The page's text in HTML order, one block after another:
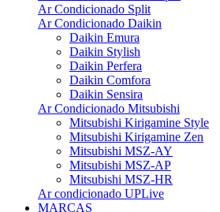
Ar Condicionado Split
Ar Condicionado Daikin
Daikin Emura
Daikin Stylish
Daikin Perfera
Daikin Comfora
Daikin Sensira
Ar Condicionado Mitsubishi
Mitsubishi Kirigamine Style
Mitsubishi Kirigamine Zen
Mitsubishi MSZ-AY
Mitsubishi MSZ-AP
Mitsubishi MSZ-HR
Ar condicionado UPLive
MARCAS